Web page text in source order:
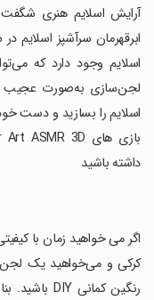
آرایش اسلایم هنری شگفت
ابرقهرمان سرآشپز اسلایم
اسلایم وجود دارد که
اسلایم را بسازید و دست
داشته باشید
‏اگر می خواهید زمان با
کرکی و می‌خواهید یک